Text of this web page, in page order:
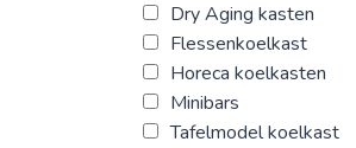
Dry Aging kasten
Flessenkoelkast
Horeca koelkasten
Minibars
Tafelmodel koelkast